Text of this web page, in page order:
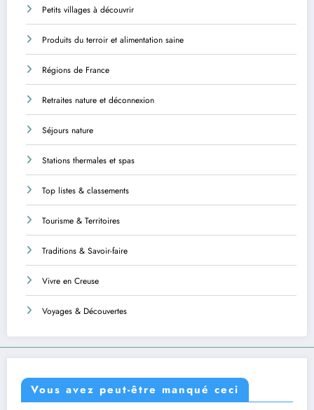
Petits villages à découvrir
Produits du terroir et alimentation saine
Régions de France
Retraites nature et déconnexion
Séjours nature
Stations thermales et spas
Top listes & classements
Tourisme & Territoires
Traditions & Savoir-faire
Vivre en Creuse
Voyages & Découvertes
Vous avez peut-être manqué ceci